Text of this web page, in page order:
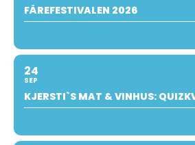
FÅREFESTIVALEN 2026
24
SEP
KJERSTI`S MAT & VINHUS: